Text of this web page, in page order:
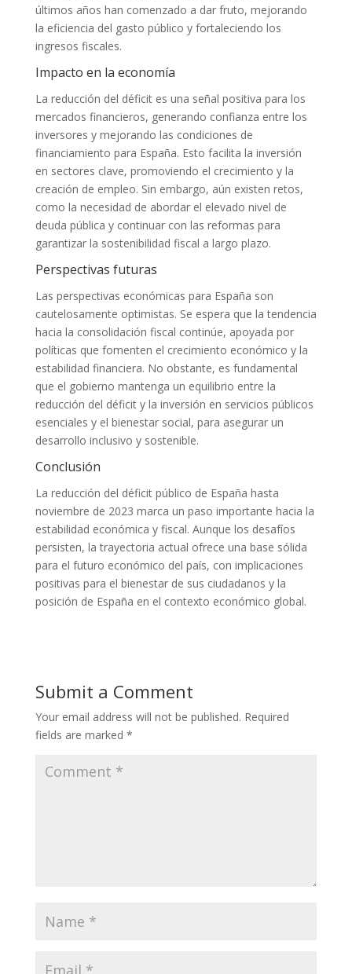
últimos años han comenzado a dar fruto, mejorando
la eficiencia del gasto público y fortaleciendo los
ingresos fiscales.
Impacto en la economía
La reducción del déficit es una señal positiva para los
mercados financieros, generando confianza entre los
inversores y mejorando las condiciones de
financiamiento para España. Esto facilita la inversión
en sectores clave, promoviendo el crecimiento y la
creación de empleo. Sin embargo, aún existen retos,
como la necesidad de abordar el elevado nivel de
deuda pública y continuar con las reformas para
garantizar la sostenibilidad fiscal a largo plazo.
Perspectivas futuras
Las perspectivas económicas para España son
cautelosamente optimistas. Se espera que la tendencia
hacia la consolidación fiscal continúe, apoyada por
políticas que fomenten el crecimiento económico y la
estabilidad financiera. No obstante, es fundamental
que el gobierno mantenga un equilibrio entre la
reducción del déficit y la inversión en servicios públicos
esenciales y el bienestar social, para asegurar un
desarrollo inclusivo y sostenible.
Conclusión
La reducción del déficit público de España hasta
noviembre de 2023 marca un paso importante hacia la
estabilidad económica y fiscal. Aunque los desafíos
persisten, la trayectoria actual ofrece una base sólida
para el futuro económico del país, con implicaciones
positivas para el bienestar de sus ciudadanos y la
posición de España en el contexto económico global.
Submit a Comment
Your email address will not be published. Required
fields are marked *